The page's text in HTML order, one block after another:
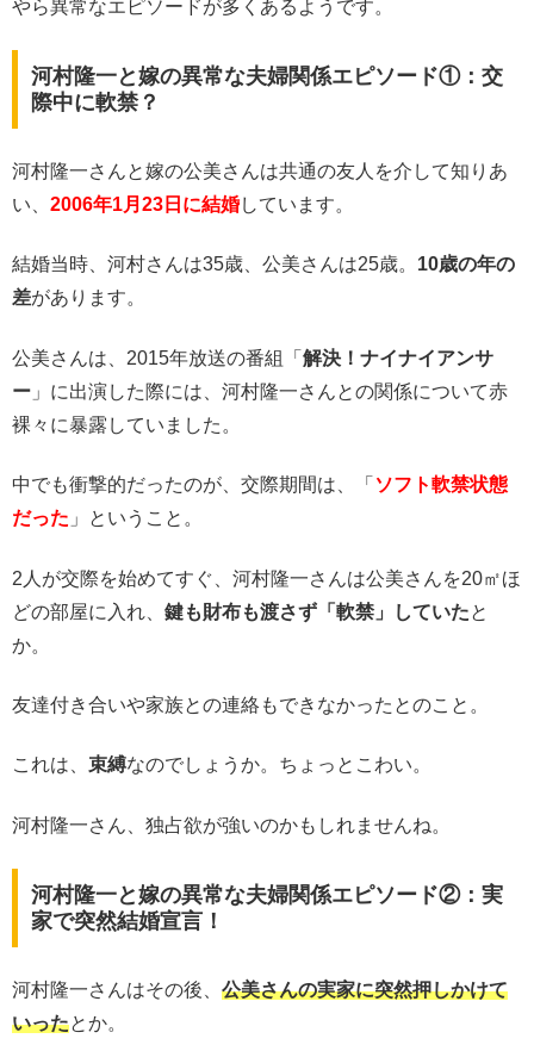
やら異常なエピソードが多くあるようです。
河村隆一と嫁の異常な夫婦関係エピソード①：交
際中に軟禁？
河村隆一さんと嫁の公美さんは共通の友人を介して知りあ
い、 2006年1月23日に結婚しています。
結婚当時、河村さんは35歳、公美さんは25歳。 10歳の年の
差があります。
公美さんは、2015年放送の番組「 解決！ナイナイアンサ
ー 」に出演した際には、河村隆一さんとの関係について赤
裸々に暴露していました。
中でも衝撃的だったのが、交際期間は、「 ソフト軟禁状態
だった 」ということ。
2人が交際を始めてすぐ、河村隆一さんは公美さんを20㎡ほ
どの部屋に入れ、 鍵も財布も渡さず「軟禁」していたと
か。
友達付き合いや家族との連絡もできなかったとのこと。
これは、 束縛なのでしょうか。ちょっとこわい。
河村隆一さん、独占欲が強いのかもしれませんね。
河村隆一と嫁の異常な夫婦関係エピソード②：実
家で突然結婚宣言！
河村隆一さんはその後、 公美さんの実家に突然押しかけて
いったとか。